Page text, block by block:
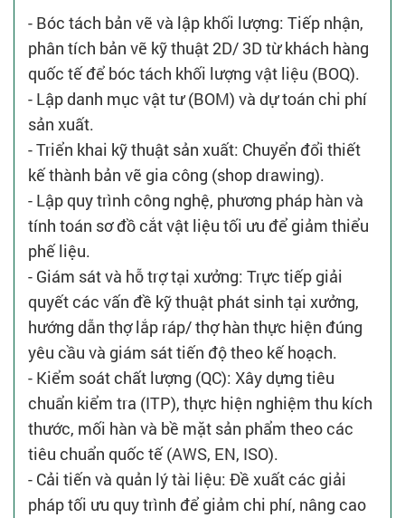
- Bóc tách bản vẽ và lập khối lượng: Tiếp nhận,
phân tích bản vẽ kỹ thuật 2D/ 3D từ khách hàng
quốc tế để bóc tách khối lượng vật liệu (BOQ).
- Lập danh mục vật tư (BOM) và dự toán chi phí
sản xuất.
- Triển khai kỹ thuật sản xuất: Chuyển đổi thiết
kế thành bản vẽ gia công (shop drawing).
- Lập quy trình công nghệ, phương pháp hàn và
tính toán sơ đồ cắt vật liệu tối ưu để giảm thiểu
phế liệu.
- Giám sát và hỗ trợ tại xưởng: Trực tiếp giải
quyết các vấn đề kỹ thuật phát sinh tại xưởng,
hướng dẫn thợ lắp ráp/ thợ hàn thực hiện đúng
yêu cầu và giám sát tiến độ theo kế hoạch.
- Kiểm soát chất lượng (QC): Xây dựng tiêu
chuẩn kiểm tra (ITP), thực hiện nghiệm thu kích
thước, mối hàn và bề mặt sản phẩm theo các
tiêu chuẩn quốc tế (AWS, EN, ISO).
- Cải tiến và quản lý tài liệu: Đề xuất các giải
pháp tối ưu quy trình để giảm chi phí, nâng cao